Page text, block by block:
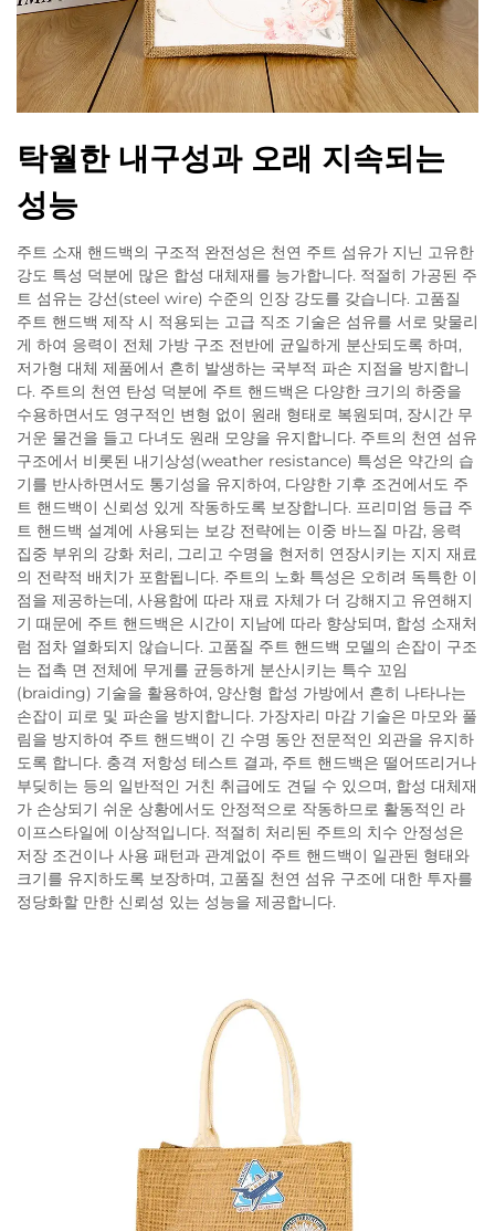
탁월한 내구성과 오래 지속되는
성능
주트 소재 핸드백의 구조적 완전성은 천연 주트 섬유가 지닌 고유한
강도 특성 덕분에 많은 합성 대체재를 능가합니다. 적절히 가공된 주
트 섬유는 강선(steel wire) 수준의 인장 강도를 갖습니다. 고품질
주트 핸드백 제작 시 적용되는 고급 직조 기술은 섬유를 서로 맞물리
게 하여 응력이 전체 가방 구조 전반에 균일하게 분산되도록 하며,
저가형 대체 제품에서 흔히 발생하는 국부적 파손 지점을 방지합니
다. 주트의 천연 탄성 덕분에 주트 핸드백은 다양한 크기의 하중을
수용하면서도 영구적인 변형 없이 원래 형태로 복원되며, 장시간 무
거운 물건을 들고 다녀도 원래 모양을 유지합니다. 주트의 천연 섬유
구조에서 비롯된 내기상성(weather resistance) 특성은 약간의 습
기를 반사하면서도 통기성을 유지하여, 다양한 기후 조건에서도 주
트 핸드백이 신뢰성 있게 작동하도록 보장합니다. 프리미엄 등급 주
트 핸드백 설계에 사용되는 보강 전략에는 이중 바느질 마감, 응력
집중 부위의 강화 처리, 그리고 수명을 현저히 연장시키는 지지 재료
의 전략적 배치가 포함됩니다. 주트의 노화 특성은 오히려 독특한 이
점을 제공하는데, 사용함에 따라 재료 자체가 더 강해지고 유연해지
기 때문에 주트 핸드백은 시간이 지남에 따라 향상되며, 합성 소재처
럼 점차 열화되지 않습니다. 고품질 주트 핸드백 모델의 손잡이 구조
는 접촉 면 전체에 무게를 균등하게 분산시키는 특수 꼬임
(braiding) 기술을 활용하여, 양산형 합성 가방에서 흔히 나타나는
손잡이 피로 및 파손을 방지합니다. 가장자리 마감 기술은 마모와 풀
림을 방지하여 주트 핸드백이 긴 수명 동안 전문적인 외관을 유지하
도록 합니다. 충격 저항성 테스트 결과, 주트 핸드백은 떨어뜨리거나
부딪히는 등의 일반적인 거친 취급에도 견딜 수 있으며, 합성 대체재
가 손상되기 쉬운 상황에서도 안정적으로 작동하므로 활동적인 라
이프스타일에 이상적입니다. 적절히 처리된 주트의 치수 안정성은
저장 조건이나 사용 패턴과 관계없이 주트 핸드백이 일관된 형태와
크기를 유지하도록 보장하며, 고품질 천연 섬유 구조에 대한 투자를
정당화할 만한 신뢰성 있는 성능을 제공합니다.